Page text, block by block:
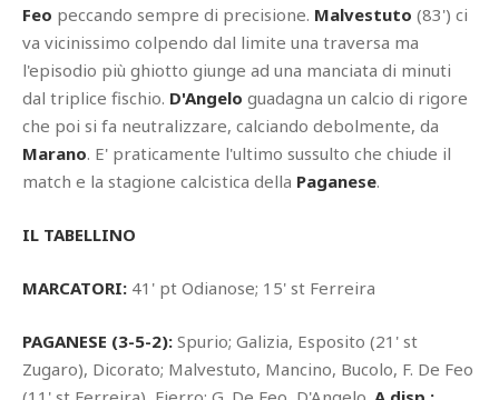
Feo peccando sempre di precisione. Malvestuto (83') ci
va vicinissimo colpendo dal limite una traversa ma
l'episodio più ghiotto giunge ad una manciata di minuti
dal triplice fischio. D'Angelo guadagna un calcio di rigore
che poi si fa neutralizzare, calciando debolmente, da
Marano. E' praticamente l'ultimo sussulto che chiude il
match e la stagione calcistica della Paganese.
IL TABELLINO
MARCATORI: 41' pt Odianose; 15' st Ferreira
PAGANESE (3-5-2): Spurio; Galizia, Esposito (21' st
Zugaro), Dicorato; Malvestuto, Mancino, Bucolo, F. De Feo